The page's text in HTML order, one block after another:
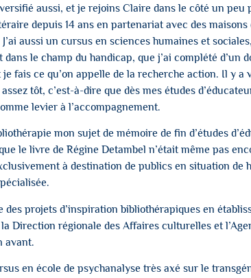
aussi, et je rejoins Claire dans le côté un
depuis 14 ans en partenariat avec des
aussi un cursus en sciences humaines et
dans le champ du handicap, que j’ai complété
fais ce qu’on appelle de la recherche action. Il y
tôt, c’est-à-dire que dès mes études
levier à l’accompagnement.
mon sujet de mémoire de fin d’études
le livre de Régine Detambel n’était même pas
à destination de publics en situation de
des projets d’inspiration bibliothérapiques en
Direction régionale des Affaires culturelles et
avant.
en école de psychanalyse très axé sur le